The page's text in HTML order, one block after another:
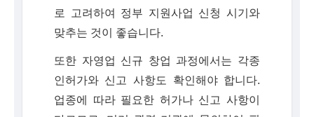
로 고려하여 정부 지원사업 신청 시기와
맞추는 것이 좋습니다.
또한 자영업 신규 창업 과정에서는 각종
인허가와 신고 사항도 확인해야 합니다.
업종에 따라 필요한 허가나 신고 사항이